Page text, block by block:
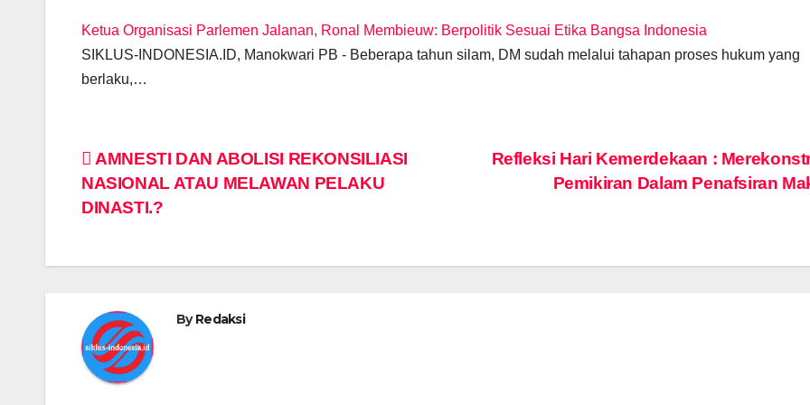
Ketua Organisasi Parlemen Jalanan, Ronal Membieuw: Berpolitik Sesuai Etika Bangsa Indonesia
SIKLUS-INDONESIA.ID, Manokwari PB - Beberapa tahun silam, DM sudah melalui tahapan proses hukum yang
berlaku,…
Post
navigation
Refleksi Hari Kemerdekaan :
Pemikiran Dalam Penafsiran
AMNESTI DAN ABOLISI REKONSILIASI
NASIONAL ATAU MELAWAN PELAKU
DINASTI.?
ByRedaksi